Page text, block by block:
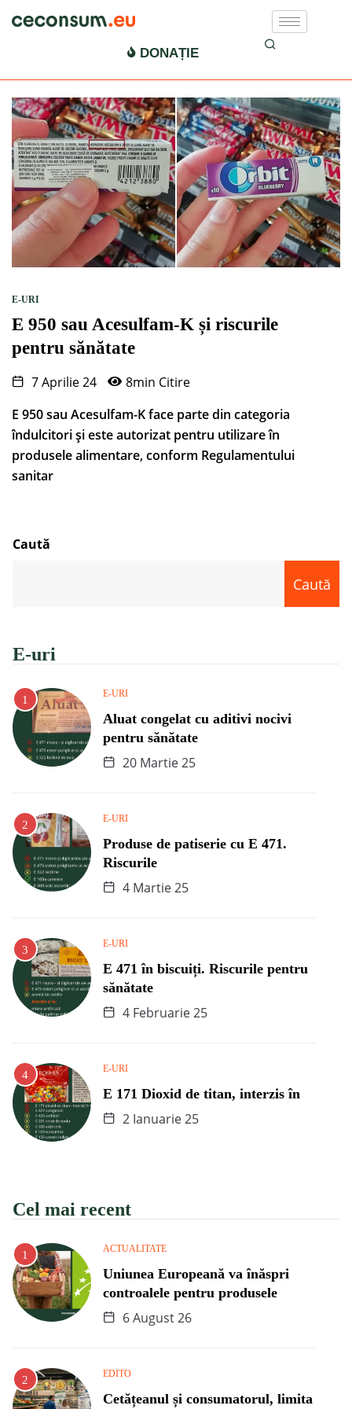
E 950
DONAȚIE
E-URI
E 950 sau Acesulfam-K și riscurile
pentru sănătate
7 Aprilie 24
8min Citire
E 950 sau Acesulfam-K face parte din categoria
îndulcitori și este autorizat pentru utilizare în
produsele alimentare, conform Regulamentului
sanitar
Caută
Caută
E-uri
E-URI
Aluat congelat cu aditivi nocivi
pentru sănătate
20 Martie 25
E-URI
Produse de patiserie cu E 471.
Riscurile
4 Martie 25
E-URI
E 471 în biscuiți. Riscurile pentru
sănătate
4 Februarie 25
E-URI
E 171 Dioxid de titan, interzis în
2 Ianuarie 25
Cel mai recent
ACTUALITATE
Uniunea Europeană va înăspri
controalele pentru produsele
6 August 26
EDITO
Cetățeanul și consumatorul, limita